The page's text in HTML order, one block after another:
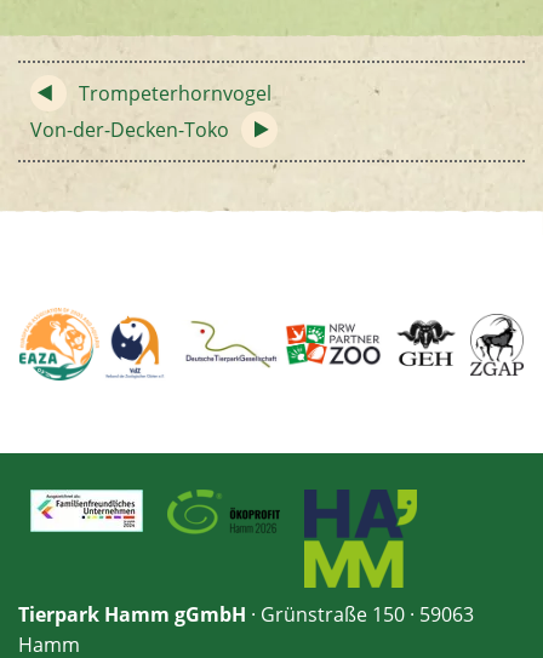
Trompeterhornvogel
Von-der-Decken-Toko
Tierpark Hamm gGmbH · Grünstraße 150 · 59063
Hamm